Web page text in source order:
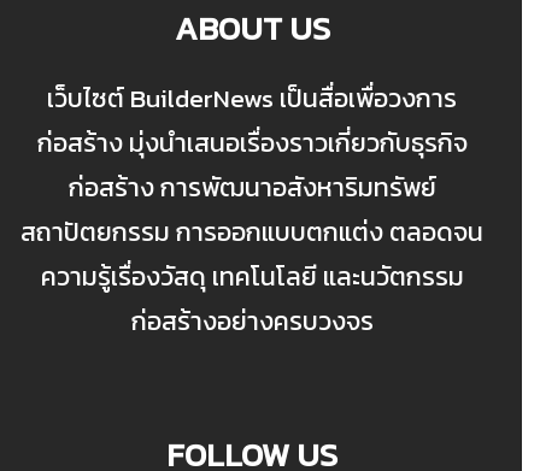
ABOUT US
เว็บไซต์ BuilderNews เป็นสื่อเพื่อวงการ
ก่อสร้าง มุ่งนำเสนอเรื่องราวเกี่ยวกับธุรกิจ
ก่อสร้าง การพัฒนาอสังหาริมทรัพย์
สถาปัตยกรรม การออกแบบตกแต่ง ตลอดจน
ความรู้เรื่องวัสดุ เทคโนโลยี และนวัตกรรม
ก่อสร้างอย่างครบวงจร
FOLLOW US